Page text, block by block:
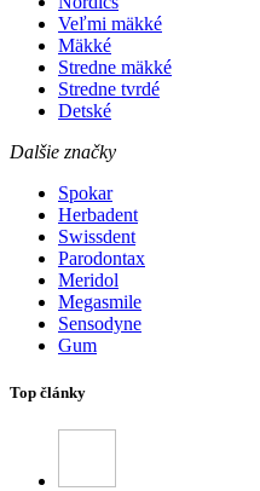
Veľmi mäkké
Mäkké
Stredne mäkké
Stredne tvrdé
Detské
Dalšie značky
Spokar
Herbadent
Swissdent
Parodontax
Meridol
Megasmile
Sensodyne
Gum
Top články